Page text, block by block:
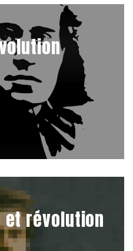
révolution